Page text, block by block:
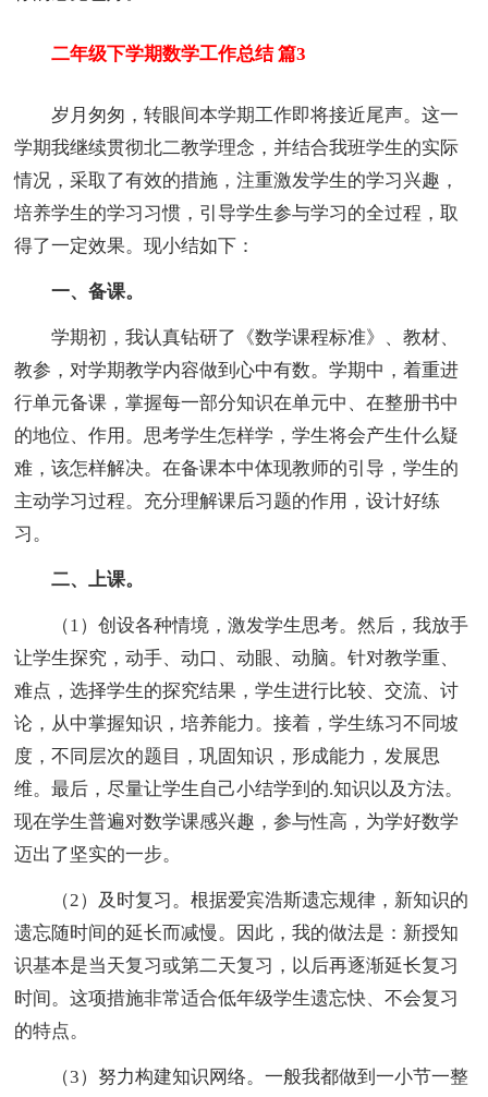
二年级下学期数学工作总结 篇3
岁月匆匆，转眼间本学期工作即将接近尾声。这一
学期我继续贯彻北二教学理念，并结合我班学生的实际
情况，采取了有效的措施，注重激发学生的学习兴趣，
培养学生的学习习惯，引导学生参与学习的全过程，取
得了一定效果。现小结如下：
一、备课。
学期初，我认真钻研了《数学课程标准》、教材、
教参，对学期教学内容做到心中有数。学期中，着重进
行单元备课，掌握每一部分知识在单元中、在整册书中
的地位、作用。思考学生怎样学，学生将会产生什么疑
难，该怎样解决。在备课本中体现教师的引导，学生的
主动学习过程。充分理解课后习题的作用，设计好练
习。
二、上课。
（1）创设各种情境，激发学生思考。然后，我放手
让学生探究，动手、动口、动眼、动脑。针对教学重、
难点，选择学生的探究结果，学生进行比较、交流、讨
论，从中掌握知识，培养能力。接着，学生练习不同坡
度，不同层次的题目，巩固知识，形成能力，发展思
维。最后，尽量让学生自己小结学到的.知识以及方法。
现在学生普遍对数学课感兴趣，参与性高，为学好数学
迈出了坚实的一步。
（2）及时复习。根据爱宾浩斯遗忘规律，新知识的
遗忘随时间的延长而减慢。因此，我的做法是：新授知
识基本是当天复习或第二天复习，以后再逐渐延长复习
时间。这项措施非常适合低年级学生遗忘快、不会复习
的特点。
（3）努力构建知识网络。一般我都做到一小节一整